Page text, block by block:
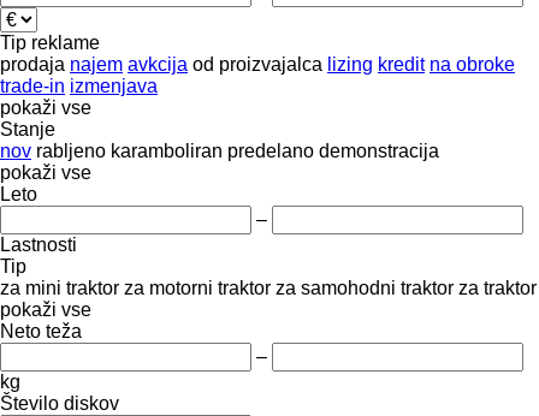
Tip reklame
prodaja najem avkcija od proizvajalca lizing kredit na obroke
trade-in izmenjava
pokaži vse
Stanje
nov rabljeno karamboliran predelano demonstracija
pokaži vse
Leto
–
Lastnosti
Tip
za mini traktor za motorni traktor za samohodni traktor za traktor
pokaži vse
Neto teža
–
kg
Število diskov